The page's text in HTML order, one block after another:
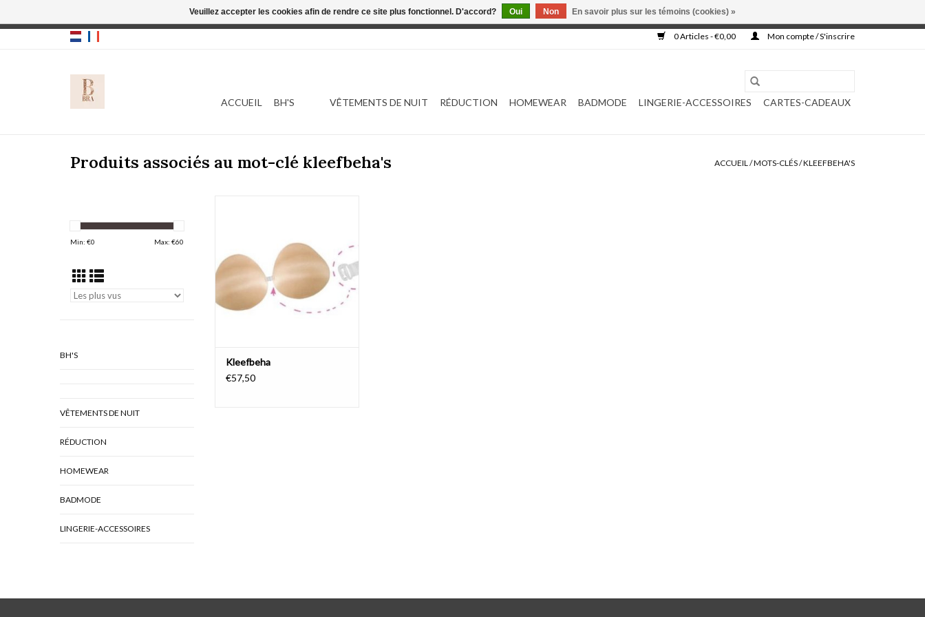
0 Articles - €0,00 Mon compte / S'inscrire
ACCUEIL BH'S VÊTEMENTS DE NUIT RÉDUCTION HOMEWEAR BADMODE LINGERIE-ACCESSOIRES CARTES-CADEAUX
Produits associés au mot-clé kleefbeha's ACCUEIL/MOTS-CLÉS/KLEEFBEHA'S
Min: €0 Max: €60
BH'S
VÊTEMENTS DE NUIT
RÉDUCTION
HOMEWEAR
BADMODE
LINGERIE-ACCESSOIRES
Kleefbeha
€57,50
Veuillez accepter les cookies afin de rendre ce site plus fonctionnel. D'accord? Oui Non En savoir plus sur les témoins (cookies) »
Cette boutique est en construction. Toute commande passée ne sera ni traitée, ni complétée.